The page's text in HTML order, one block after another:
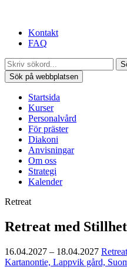
Kontakt
FAQ
Sök på webbplatsen
Startsida
Kurser
Personalvård
För präster
Diakoni
Anvisningar
Om oss
Strategi
Kalender
Retreat
Retreat med
16.04.2027 – 18.04.2027
Kartanontie, Lappvik gård,